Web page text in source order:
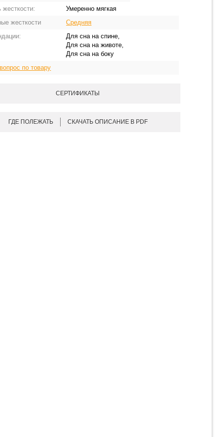
жесткости:
Умеренно мягкая
жесткости
Средняя
Для сна на спине,
Для сна на животе,
Для сна на боку
по товару
СЕРТИФИКАТЫ
ГДЕ ПОЛЕЖАТЬ СКАЧАТЬ ОПИСАНИЕ В PDF